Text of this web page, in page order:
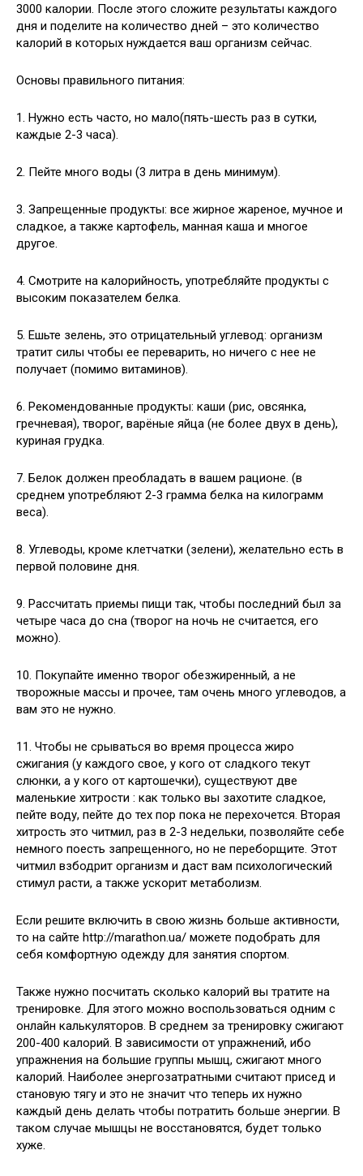
3000 калории. После этого сложите результаты каждого
дня и поделите на количество дней – это количество
калорий в которых нуждается ваш организм сейчас.
Основы правильного питания:
1. Нужно есть часто, но мало(пять-шесть раз в сутки,
каждые 2-3 часа).
2. Пейте много воды (3 литра в день минимум).
3. Запрещенные продукты: все жирное жареное, мучное и
сладкое, а также картофель, манная каша и многое
другое.
4. Смотрите на калорийность, употребляйте продукты с
высоким показателем белка.
5. Ешьте зелень, это отрицательный углевод: организм
тратит силы чтобы ее переварить, но ничего с нее не
получает (помимо витаминов).
6. Рекомендованные продукты: каши (рис, овсянка,
гречневая), творог, варёные яйца (не более двух в день),
куриная грудка.
7. Белок должен преобладать в вашем рационе. (в
среднем употребляют 2-3 грамма белка на килограмм
веса).
8. Углеводы, кроме клетчатки (зелени), желательно есть в
первой половине дня.
9. Рассчитать приемы пищи так, чтобы последний был за
четыре часа до сна (творог на ночь не считается, его
можно).
10. Покупайте именно творог обезжиренный, а не
творожные массы и прочее, там очень много углеводов, а
вам это не нужно.
11. Чтобы не срываться во время процесса жиро
сжигания (у каждого свое, у кого от сладкого текут
слюнки, а у кого от картошечки), существуют две
маленькие хитрости : как только вы захотите сладкое,
пейте воду, пейте до тех пор пока не перехочется. Вторая
хитрость это читмил, раз в 2-3 недельки, позволяйте себе
немного поесть запрещенного, но не переборщите. Этот
читмил взбодрит организм и даст вам психологический
стимул расти, а также ускорит метаболизм.
Если решите включить в свою жизнь больше активности,
то на сайте http://marathon.ua/ можете подобрать для
себя комфортную одежду для занятия спортом.
Также нужно посчитать сколько калорий вы тратите на
тренировке. Для этого можно воспользоваться одним с
онлайн калькуляторов. В среднем за тренировку сжигают
200-400 калорий. В зависимости от упражнений, ибо
упражнения на большие группы мышц, сжигают много
калорий. Наиболее энергозатратными считают присед и
становую тягу и это не значит что теперь их нужно
каждый день делать чтобы потратить больше энергии. В
таком случае мышцы не восстановятся, будет только
хуже.